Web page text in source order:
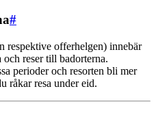
#
respektive offerhelgen) innebär
reser till badorterna.
perioder och resorten bli mer
råkar resa under eid.